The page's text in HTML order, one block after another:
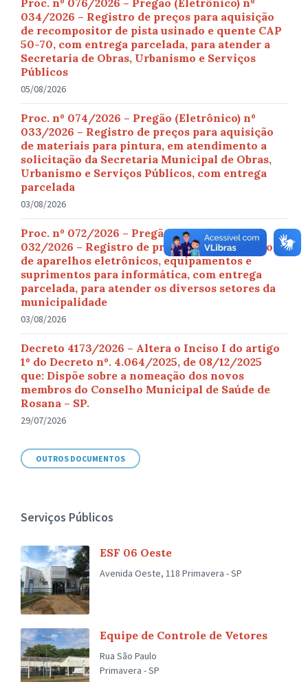
Proc. nº 076/2026 – Pregão (Eletrônico) nº
034/2026 – Registro de preços para aquisição
de recompositor de pista usinado e quente CAP
50-70, com entrega parcelada, para atender a
Secretaria de Obras, Urbanismo e Serviços
Públicos
05/08/2026
Proc. nº 074/2026 – Pregão (Eletrônico) nº
033/2026 – Registro de preços para aquisição
de materiais para pintura, em atendimento a
solicitação da Secretaria Municipal de Obras,
Urbanismo e Serviços Públicos, com entrega
parcelada
03/08/2026
Proc. nº 072/2026 – Pregão (Eletrônico) nº
032/2026 – Registro de preços para aquisição
de aparelhos eletrônicos, equipamentos e
suprimentos para informática, com entrega
parcelada, para atender os diversos setores da
municipalidade
03/08/2026
Decreto 4173/2026 – Altera o Inciso I do artigo
1º do Decreto nº. 4.064/2025, de 08/12/2025
que: Dispõe sobre a nomeação dos novos
membros do Conselho Municipal de Saúde de
Rosana – SP.
29/07/2026
OUTROS DOCUMENTOS
Serviços Públicos
ESF 06 Oeste
Avenida Oeste, 118 Primavera - SP
Equipe de Controle de Vetores
Rua São Paulo
Primavera - SP